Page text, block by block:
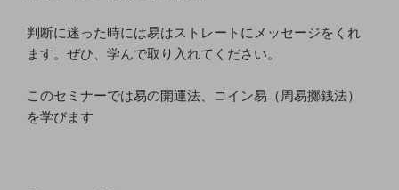
判断に迷った時には易はストレートにメッセージをくれ
ます。ぜひ、学んで取り入れてください。
このセミナーでは易の開運法、コイン易（周易擲銭法）
を学びます